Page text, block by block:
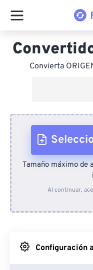
Convierta
Desde
Tamaño máximo de
Al continuar,
Configuración